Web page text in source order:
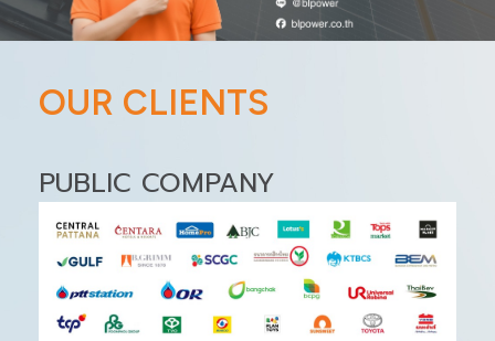
OUR CLIENTS
PUBLIC COMPANY